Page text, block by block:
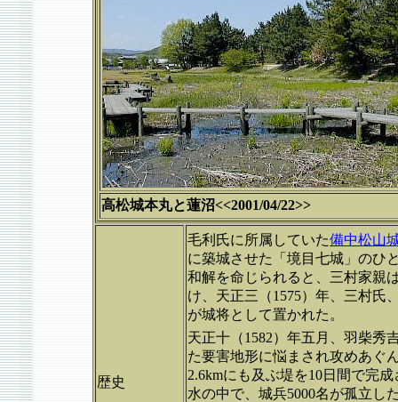
高松城本丸と蓮沼<<2001/04/22>>
歴史
毛利氏に所属していた備中松山
に築城させた「境目七城」のひ
和解を命じられると、三村家親
け、天正三（1575）年、三村氏
が城将として置かれた。
天正十（1582）年五月、羽柴秀
た要害地形に悩まされ攻めあぐ
2.6kmにも及ぶ堤を10日間で完
水の中で、城兵5000名が孤立し